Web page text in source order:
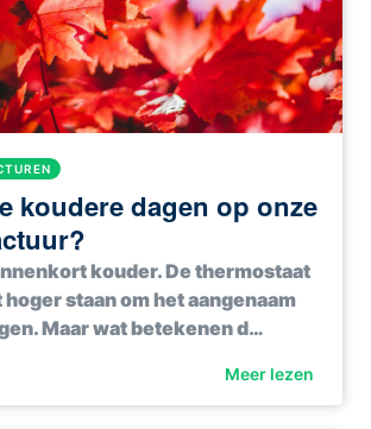
koudere dagen op onze
kouder. De thermostaat
hoger staan om het aangenaam
Maar wat betekenen d…
Meer lezen